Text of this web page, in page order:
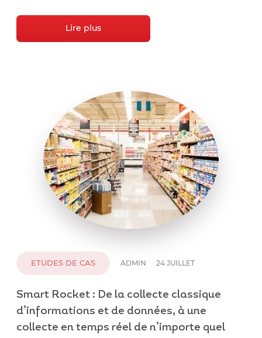
Lire plus
ETUDES DE CAS ADMIN 24 JUILLET
Smart Rocket : De la collecte classique
d’informations et de données, à une
collecte en temps réel de n’importe quel